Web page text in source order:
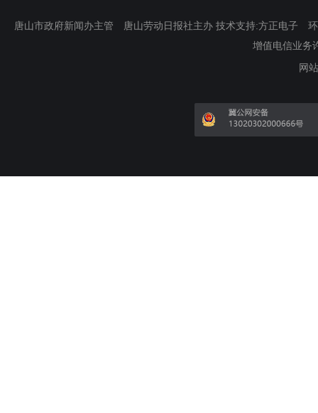
唐山市政府新闻办主管 唐山劳动日报社主办 技术支持:方正电子
增值电信业务
网